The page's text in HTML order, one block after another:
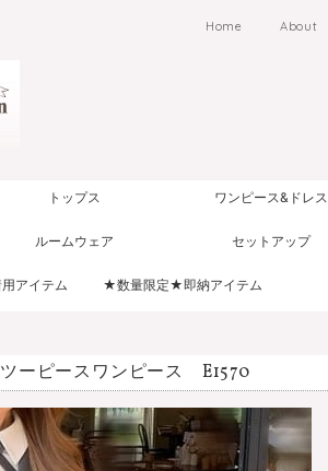
Home About
トップス ワンピース&ドレス
ルームウェア セットアップ
アイテム ★数量限定★即納アイテム
ーピースワンピース E1570